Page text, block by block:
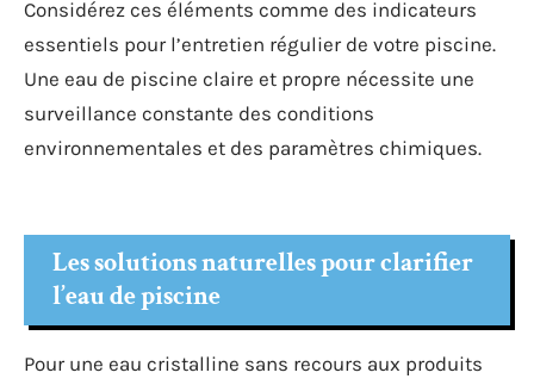
Considérez ces éléments comme des indicateurs
essentiels pour l’entretien régulier de votre piscine.
Une eau de piscine claire et propre nécessite une
surveillance constante des conditions
environnementales et des paramètres chimiques.
Les solutions naturelles pour clarifier
l’eau de piscine
Pour une eau cristalline sans recours aux produits